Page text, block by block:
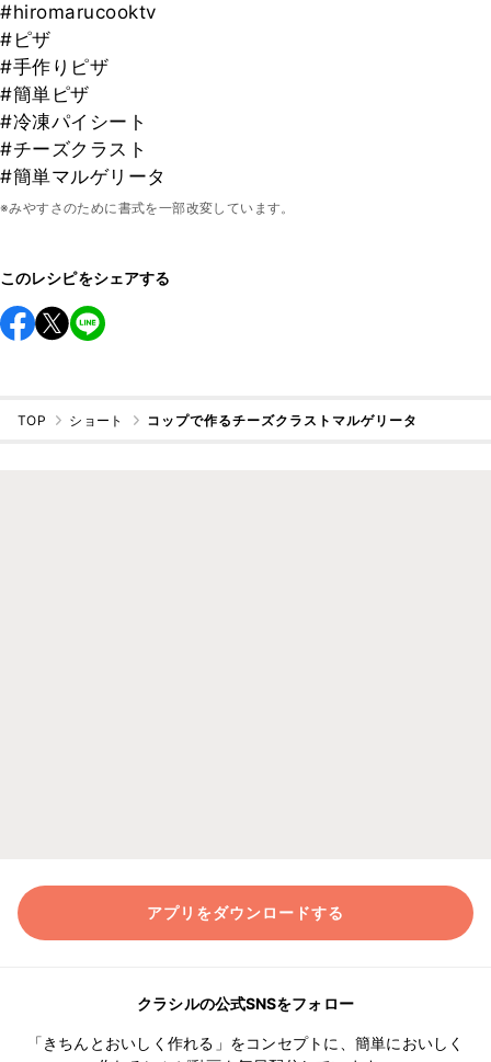
#hiromarucooktv
#ピザ
#手作りピザ
#簡単ピザ
#冷凍パイシート
#チーズクラスト
#簡単マルゲリータ
※みやすさのために書式を一部改変しています。
このレシピをシェアする
TOP ショート コップで作るチーズクラストマルゲリータ
アプリをダウンロードする
クラシルの公式SNSをフォロー
「きちんとおいしく作れる」をコンセプトに、簡単においしく